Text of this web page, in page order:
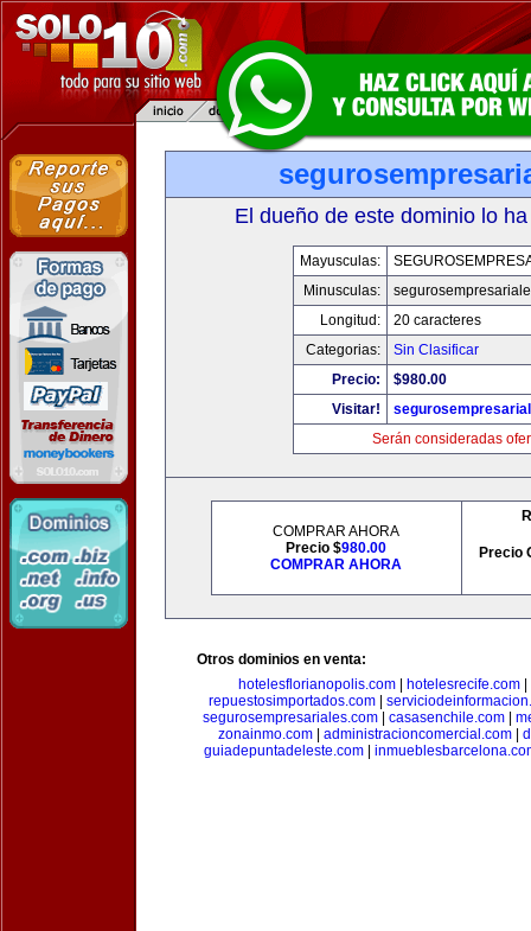
El dueño de este dominio lo
Mayusculas:
Minusculas:
Longitud:
20 caracteres
Categorias:
Sin Clasificar
Precio:
$980.00
Visitar!
Serán consideradas
COMPRAR AHORA
Precio $980.00
COMPRAR AHORA
Precio
Otros dominios en venta:
hotelesflorianopolis.com| hotelesrecife.com|
repuestosimportados.com|
segurosempresariales.com| casasenchile.com|
zonainmo.com
administracioncomercial.com
guiadepuntadeleste.com|